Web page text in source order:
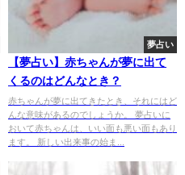
夢占い
【夢占い】赤ちゃんが夢に出て
くるのはどんなとき？
赤ちゃんが夢に出てきたとき、それにはど
んな意味があるのでしょうか。 夢占いに
おいて赤ちゃんは、いい面も悪い面もあり
ます。 新しい出来事の始ま...